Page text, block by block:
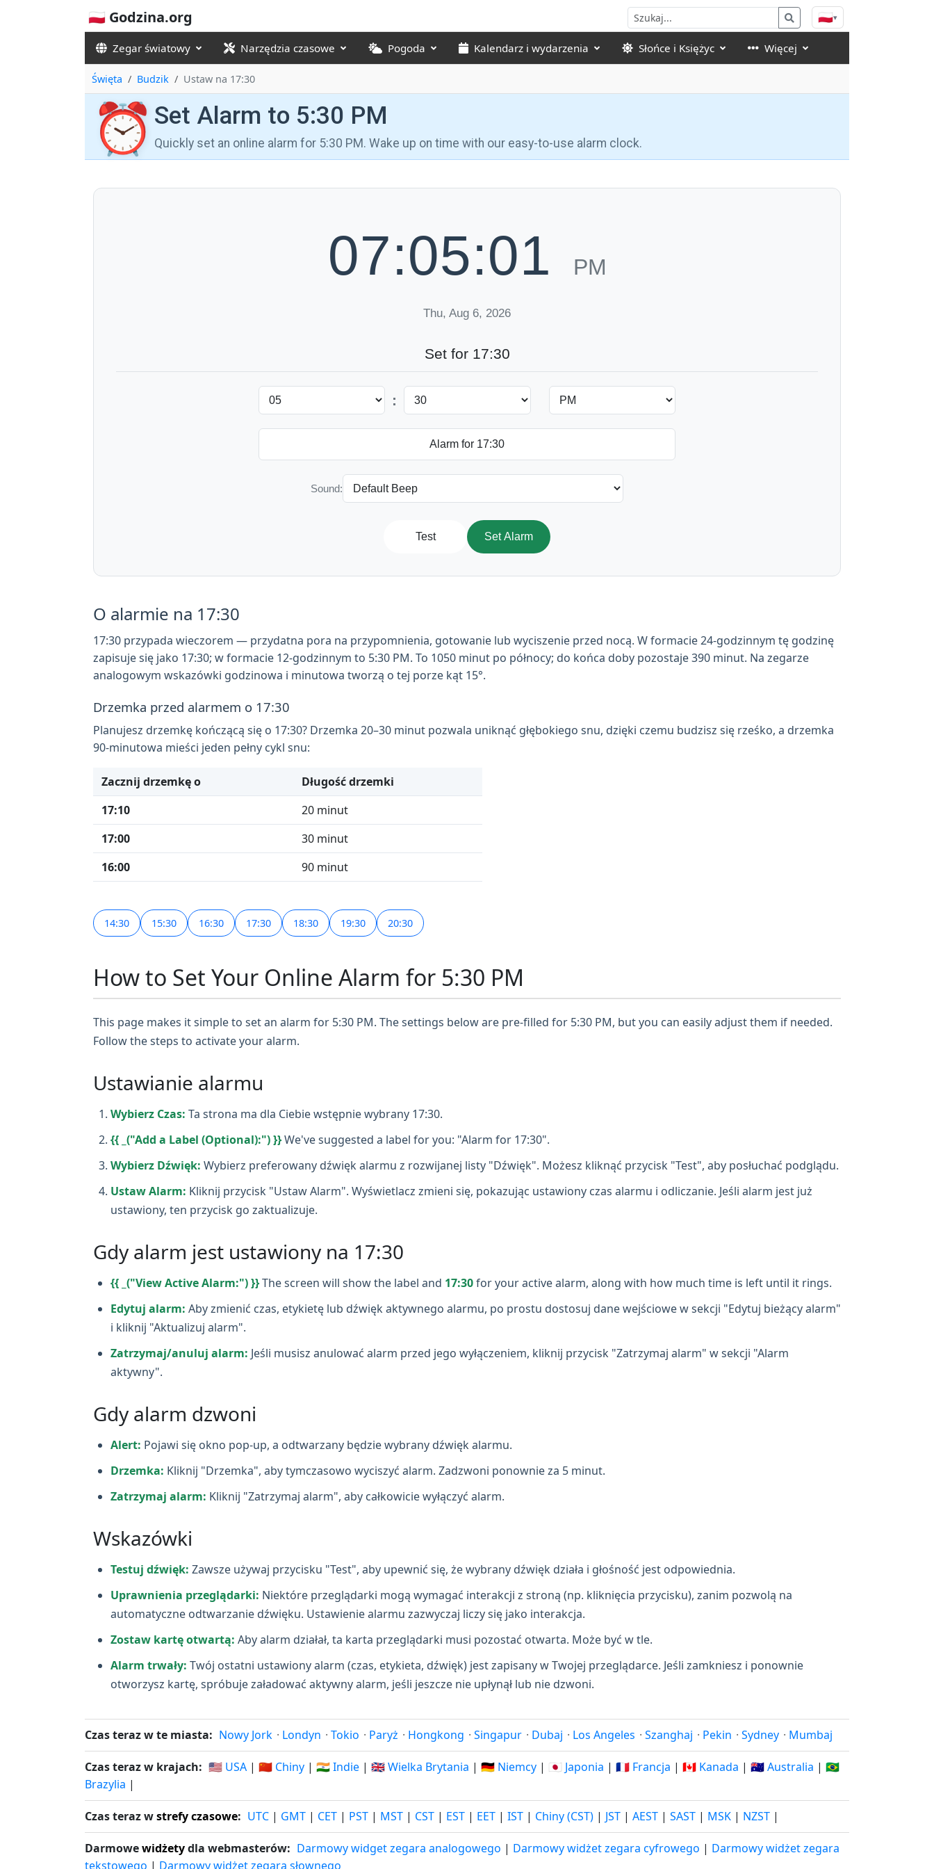
🇵🇱 Godzina.org 🇵🇱▾
Zegar światowy Narzędzia czasowe Pogoda Kalendarz i wydarzenia Słońce i Księżyc Więcej
Święta Budzik Ustaw na 17:30
⏰ Set Alarm to 5:30 PM
Quickly set an online alarm for 5:30 PM. Wake up on time with our easy-to-use alarm clock.
07:05:01 PM
Thu, Aug 6, 2026
Set for 17:30
:
Sound:
Test Set Alarm
O alarmie na 17:30
17:30 przypada wieczorem — przydatna pora na przypomnienia, gotowanie lub wyciszenie przed nocą. W formacie 24-godzinnym tę godzinę
zapisuje się jako 17:30; w formacie 12-godzinnym to 5:30 PM. To 1050 minut po północy; do końca doby pozostaje 390 minut. Na zegarze
analogowym wskazówki godzinowa i minutowa tworzą o tej porze kąt 15°.
Drzemka przed alarmem o 17:30
Planujesz drzemkę kończącą się o 17:30? Drzemka 20–30 minut pozwala uniknąć głębokiego snu, dzięki czemu budzisz się rześko, a drzemka
90-minutowa mieści jeden pełny cykl snu:
Zacznij drzemkę o
Długość drzemki
17:10
20 minut
17:00
30 minut
16:00
90 minut
14:30 15:30 16:30 17:30 18:30 19:30 20:30
How to Set Your Online Alarm for 5:30 PM
This page makes it simple to set an alarm for 5:30 PM. The settings below are pre-filled for 5:30 PM, but you can easily adjust them if needed.
Follow the steps to activate your alarm.
Ustawianie alarmu
Wybierz Czas: Ta strona ma dla Ciebie wstępnie wybrany 17:30.
{{ _("Add a Label (Optional):") }}We've suggested a label for you: "Alarm for 17:30".
Wybierz Dźwięk: Wybierz preferowany dźwięk alarmu z rozwijanej listy "Dźwięk". Możesz kliknąć przycisk "Test", aby posłuchać podglądu.
Ustaw Alarm: Kliknij przycisk "Ustaw Alarm". Wyświetlacz zmieni się, pokazując ustawiony czas alarmu i odliczanie. Jeśli alarm jest już
ustawiony, ten przycisk go zaktualizuje.
Gdy alarm jest ustawiony na 17:30
{{ _("View Active Alarm:") }}The screen will show the label and 17:30for your active alarm, along with how much time is left until it rings.
Edytuj alarm: Aby zmienić czas, etykietę lub dźwięk aktywnego alarmu, po prostu dostosuj dane wejściowe w sekcji "Edytuj bieżący alarm"
i kliknij "Aktualizuj alarm".
Zatrzymaj/anuluj alarm: Jeśli musisz anulować alarm przed jego wyłączeniem, kliknij przycisk "Zatrzymaj alarm" w sekcji "Alarm
aktywny".
Gdy alarm dzwoni
Alert: Pojawi się okno pop‑up, a odtwarzany będzie wybrany dźwięk alarmu.
Drzemka: Kliknij "Drzemka", aby tymczasowo wyciszyć alarm. Zadzwoni ponownie za 5 minut.
Zatrzymaj alarm: Kliknij "Zatrzymaj alarm", aby całkowicie wyłączyć alarm.
Wskazówki
Testuj dźwięk: Zawsze używaj przycisku "Test", aby upewnić się, że wybrany dźwięk działa i głośność jest odpowiednia.
Uprawnienia przeglądarki: Niektóre przeglądarki mogą wymagać interakcji z stroną (np. kliknięcia przycisku), zanim pozwolą na
automatyczne odtwarzanie dźwięku. Ustawienie alarmu zazwyczaj liczy się jako interakcja.
Zostaw kartę otwartą: Aby alarm działał, ta karta przeglądarki musi pozostać otwarta. Może być w tle.
Alarm trwały: Twój ostatni ustawiony alarm (czas, etykieta, dźwięk) jest zapisany w Twojej przeglądarce. Jeśli zamkniesz i ponownie
otworzysz kartę, spróbuje załadować aktywny alarm, jeśli jeszcze nie upłynął lub nie dzwoni.
Czas teraz w te miasta: Nowy Jork · Londyn · Tokio · Paryż · Hongkong · Singapur · Dubaj · Los Angeles · Szanghaj · Pekin · Sydney · Mumbaj
Czas teraz w krajach: 🇺🇸 USA | 🇨🇳 Chiny | 🇮🇳 Indie | 🇬🇧 Wielka Brytania | 🇩🇪 Niemcy | 🇯🇵 Japonia | 🇫🇷 Francja | 🇨🇦 Kanada | 🇦🇺 Australia | 🇧🇷
Brazylia |
Czas teraz wstrefy czasowe: UTC | GMT | CET | PST | MST | CST | EST | EET | IST | Chiny (CST) | JST | AEST | SAST | MSK | NZST |
Darmowewidżetydla webmasterów: Darmowy widget zegara analogowego | Darmowy widżet zegara cyfrowego | Darmowy widżet zegara
tekstowego | Darmowy widżet zegara słownego